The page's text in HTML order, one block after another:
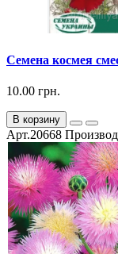
Семена космея
10.00 грн.
В корзину
Арт.20668